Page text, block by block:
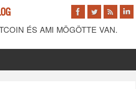
ÉS AMI MÖGÖTTE VAN.